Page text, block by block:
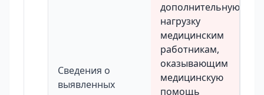
Сведения о
выявленных
дополнительную
нагрузку
медицинским
работникам,
оказывающим
медицинскую
помощь